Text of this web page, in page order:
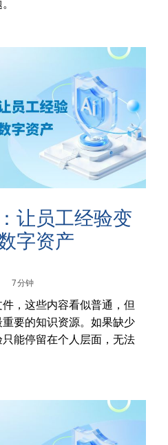
让员工经验变
字资产
7 分钟
，这些内容看似普通，但
要的知识资源。如果缺少
能停留在个人层面，无法